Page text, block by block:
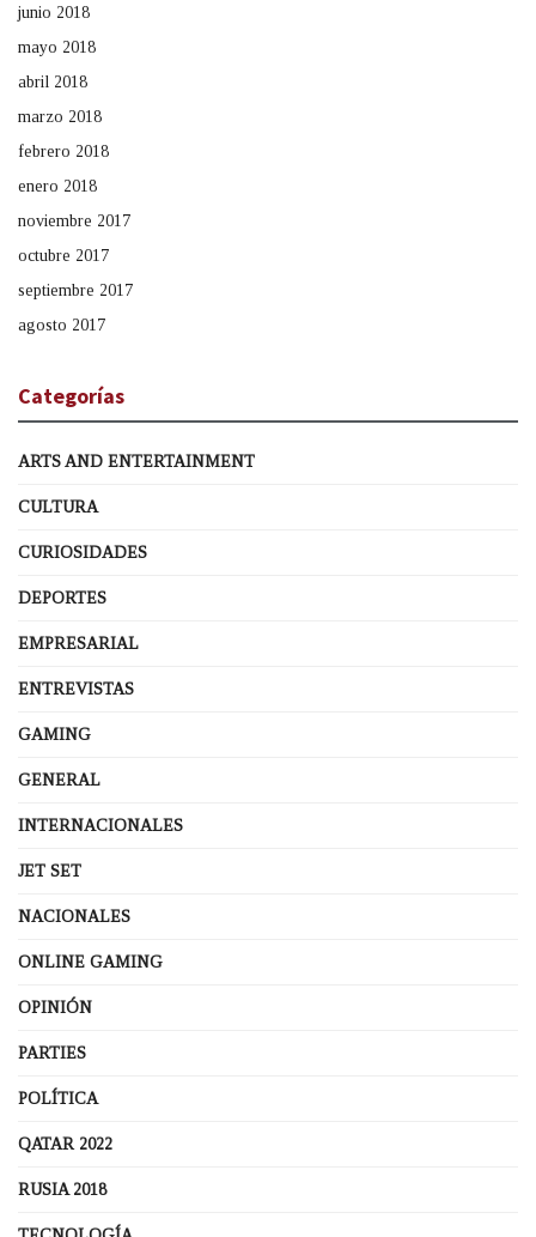
junio 2018
mayo 2018
abril 2018
marzo 2018
febrero 2018
enero 2018
noviembre 2017
octubre 2017
septiembre 2017
agosto 2017
Categorías
ARTS AND ENTERTAINMENT
CULTURA
CURIOSIDADES
DEPORTES
EMPRESARIAL
ENTREVISTAS
GAMING
GENERAL
INTERNACIONALES
JET SET
NACIONALES
ONLINE GAMING
OPINIÓN
PARTIES
POLÍTICA
QATAR 2022
RUSIA 2018